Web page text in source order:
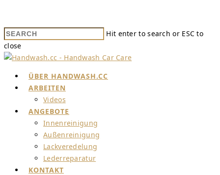
Hit enter to search or ESC to
close
ÜBER HANDWASH.CC
ARBEITEN
Videos
ANGEBOTE
Innenreinigung
Außenreinigung
Lackveredelung
Lederreparatur
KONTAKT